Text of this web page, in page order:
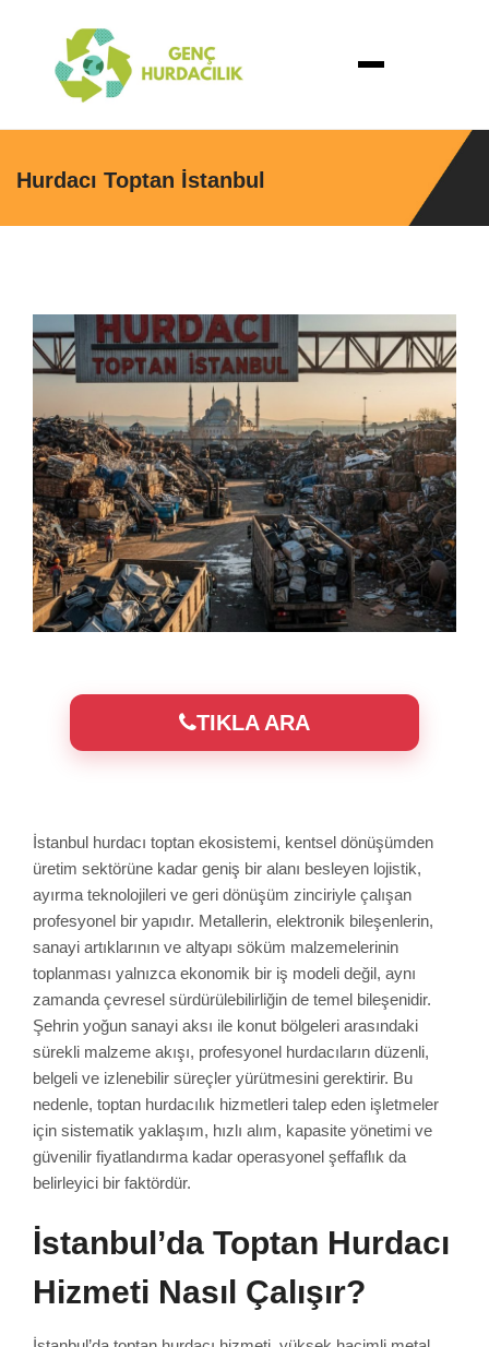
Hurdacı Toptan İstanbul
TIKLA ARA
İstanbul hurdacı toptan ekosistemi, kentsel dönüşümden
üretim sektörüne kadar geniş bir alanı besleyen lojistik,
ayırma teknolojileri ve geri dönüşüm zinciriyle çalışan
profesyonel bir yapıdır. Metallerin, elektronik bileşenlerin,
sanayi artıklarının ve altyapı söküm malzemelerinin
toplanması yalnızca ekonomik bir iş modeli değil, aynı
zamanda çevresel sürdürülebilirliğin de temel bileşenidir.
Şehrin yoğun sanayi aksı ile konut bölgeleri arasındaki
sürekli malzeme akışı, profesyonel hurdacıların düzenli,
belgeli ve izlenebilir süreçler yürütmesini gerektirir. Bu
nedenle, toptan hurdacılık hizmetleri talep eden işletmeler
için sistematik yaklaşım, hızlı alım, kapasite yönetimi ve
güvenilir fiyatlandırma kadar operasyonel şeffaflık da
belirleyici bir faktördür.
İstanbul’da Toptan Hurdacı
Hizmeti Nasıl Çalışır?